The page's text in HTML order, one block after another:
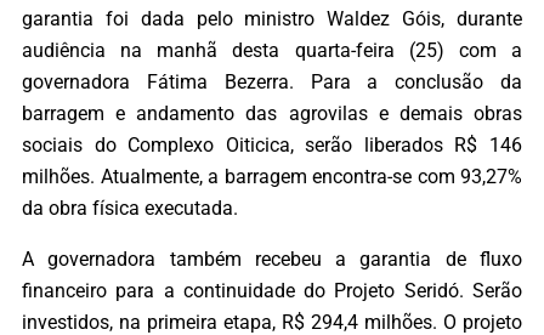
garantia foi dada pelo ministro Waldez Góis, durante
audiência na manhã desta quarta-feira (25) com a
governadora Fátima Bezerra. Para a conclusão da
barragem e andamento das agrovilas e demais obras
sociais do Complexo Oiticica, serão liberados R$ 146
milhões. Atualmente, a barragem encontra-se com 93,27%
da obra física executada.
A governadora também recebeu a garantia de fluxo
financeiro para a continuidade do Projeto Seridó. Serão
investidos, na primeira etapa, R$ 294,4 milhões. O projeto